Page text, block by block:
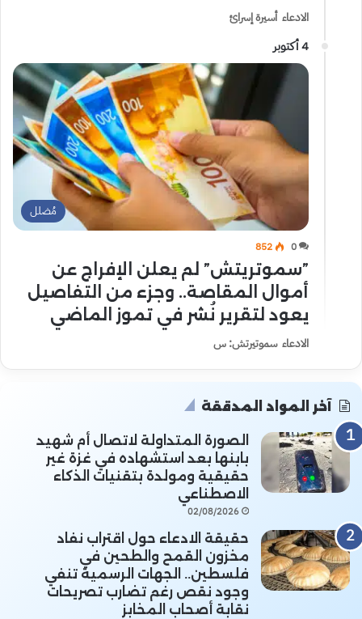
الادعاء أسيرة إسرائ
4 أكتوبر
مُضلل
0
852
”سموتريتش” لم يعلن الإفراج عن
أموال المقاصة.. وجزء من التفاصيل
يعود لتقرير نُشر في تموز الماضي
الادعاء سموتيرتش: س
آخر المواد المدققة
الصورة المتداولة لاتصال أم شهيد
بابنها بعد استشهاده في غزة غير
حقيقية ومولدة بتقنيات الذكاء
الاصطناعي
02/08/2026
حقيقة الادعاء حول اقتراب نفاد
مخزون القمح والطحين في
فلسطين.. الجهات الرسمية تنفي
وجود نقص رغم تضارب تصريحات
نقابة أصحاب المخابز